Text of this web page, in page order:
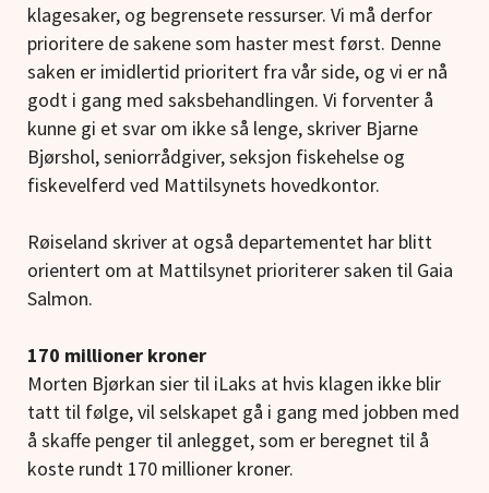
klagesaker, og begrensete ressurser. Vi må derfor
prioritere de sakene som haster mest først. Denne
saken er imidlertid prioritert fra vår side, og vi er nå
godt i gang med saksbehandlingen. Vi forventer å
kunne gi et svar om ikke så lenge, skriver Bjarne
Bjørshol, seniorrådgiver, seksjon fiskehelse og
fiskevelferd ved Mattilsynets hovedkontor.
Røiseland skriver at også departementet har blitt
orientert om at Mattilsynet prioriterer saken til Gaia
Salmon.
170 millioner kroner
Morten Bjørkan sier til iLaks at hvis klagen ikke blir
tatt til følge, vil selskapet gå i gang med jobben med
å skaffe penger til anlegget, som er beregnet til å
koste rundt 170 millioner kroner.